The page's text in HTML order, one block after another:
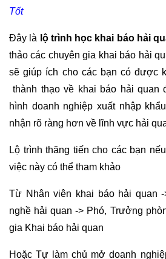
Tốt
Đây là lộ trình học khai báo hải
thảo các chuyên gia khai báo hải
sẽ giúp ích cho các bạn có được
thành thạo về khai báo hải quan
hình doanh nghiệp xuất nhập
nhận rõ ràng hơn về lĩnh vực hải
Lộ trình thăng tiến cho các bạn
việc này có thể tham khảo
Từ Nhân viên khai báo hải quan
nghề hải quan -> Phó, Trưởng
gia Khai báo hải quan
Hoặc Tự làm chủ mở doanh